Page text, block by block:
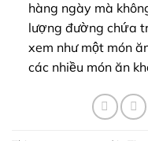
hàng ngày mà
lượng đường chứa
xem như một món
các nhiều món ăn